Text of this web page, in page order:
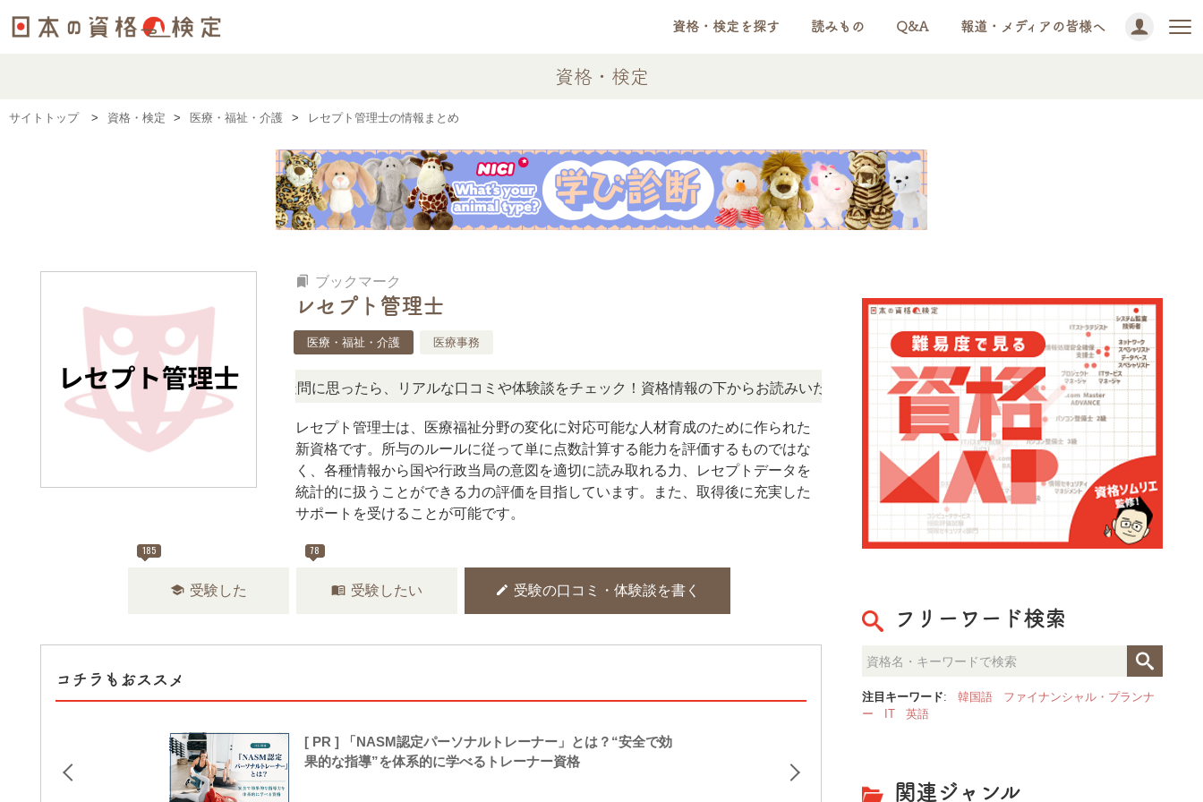
資格・検定を探す 読みもの Q&A 報道・メディアの皆様へ
資格・検定
サイトトップ 資格・検定 医療・福祉・介護 レセプト管理士の情報まとめ
bookmarks ブックマーク
レセプト管理士
医療・福祉・介護 医療事務
定、難しい？」「どんな試験？」と疑問に思ったら、リアルな口コミや体験談をチェック！資格情報の下からお読みいただけます。 NEWS! 「この検定、難しい？」「どんな試験？」
レセプト管理士は、医療福祉分野の変化に対応可能な人材育成のために作られた
新資格です。所与のルールに従って単に点数計算する能力を評価するものではな
く、各種情報から国や行政当局の意図を適切に読み取れる力、レセプトデータを
統計的に扱うことができる力の評価を目指しています。また、取得後に充実した
サポートを受けることが可能です。
185
school 受験した
78
menu_book 受験したい edit 受験の口コミ・体験談を書く
コチラもおススメ
[ PR ] 「NASM認定パーソナルトレーナー」とは？“安全で効
果的な指導”を体系的に学べるトレーナー資格
フリーワード検索
注目キーワード: 韓国語
ファイナンシャル・プランナ
ー
IT 英語
関連ジャンル